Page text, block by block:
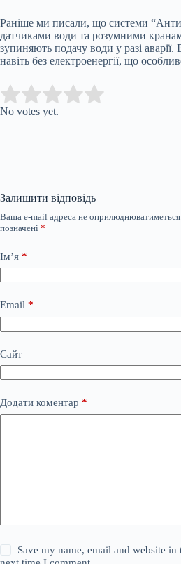
Раніше ми писали, що системи
датчиками води та розумними
зупиняють подачу води у разі
навіть без електроенергії, що
Rate this item:
No votes yet.
Залишити відповідь
Ваша e-mail адреса не оприлюднюватиметься.
позначені *
Ім’я *
Email *
Сайт
Додати коментар *
Save my name, email and website